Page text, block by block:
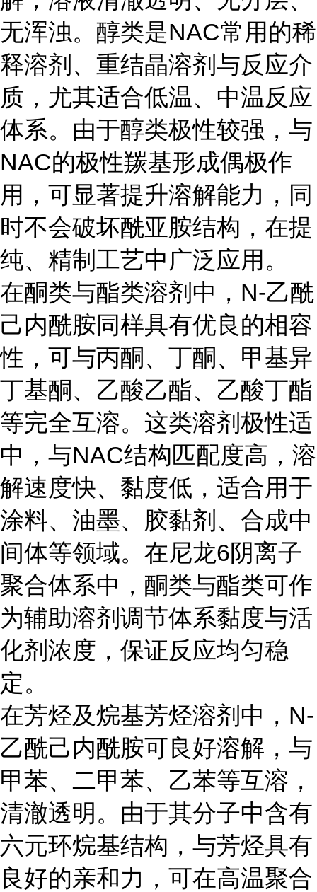
无浑浊。醇类是NAC常用的稀
释溶剂、重结晶溶剂与反应介
质，尤其适合低温、中温反应
体系。由于醇类极性较强，与
NAC的极性羰基形成偶极作
用，可显著提升溶解能力，同
时不会破坏酰亚胺结构，在提
纯、精制工艺中广泛应用。
在酮类与酯类溶剂中，N-乙酰
己内酰胺同样具有优良的相容
性，可与丙酮、丁酮、甲基异
丁基酮、乙酸乙酯、乙酸丁酯
等完全互溶。这类溶剂极性适
中，与NAC结构匹配度高，溶
解速度快、黏度低，适合用于
涂料、油墨、胶黏剂、合成中
间体等领域。在尼龙6阴离子
聚合体系中，酮类与酯类可作
为辅助溶剂调节体系黏度与活
化剂浓度，保证反应均匀稳
定。
在芳烃及烷基芳烃溶剂中，N-
乙酰己内酰胺可良好溶解，与
甲苯、二甲苯、乙苯等互溶，
清澈透明。由于其分子中含有
六元环烷基结构，与芳烃具有
良好的亲和力，可在高温聚合